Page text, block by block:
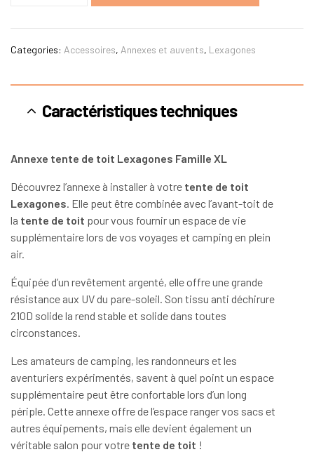
Categories: Accessoires, Annexes et auvents, Lexagones
Caractéristiques techniques
Annexe tente de toit Lexagones Famille XL
Découvrez l’annexe à installer à votre tente de toit
Lexagones. Elle peut être combinée avec l’avant-toit de
la tente de toit pour vous fournir un espace de vie
supplémentaire lors de vos voyages et camping en plein
air.
Équipée d’un revêtement argenté, elle offre une grande
résistance aux UV du pare-soleil. Son tissu anti déchirure
210D solide la rend stable et solide dans toutes
circonstances.
Les amateurs de camping, les randonneurs et les
aventuriers expérimentés, savent à quel point un espace
supplémentaire peut être confortable lors d’un long
périple. Cette annexe offre de l’espace ranger vos sacs et
autres équipements, mais elle devient également un
véritable salon pour votre tente de toit !